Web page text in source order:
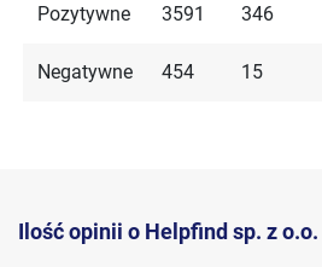
Pozytywne 3591 346
Negatywne 454 15
Ilość opinii o Helpfind sp. z o.o.